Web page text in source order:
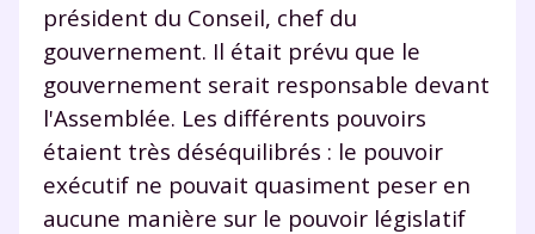
président du Conseil, chef du
gouvernement. Il était prévu que le
gouvernement serait responsable devant
l'Assemblée. Les différents pouvoirs
étaient très déséquilibrés : le pouvoir
exécutif ne pouvait quasiment peser en
aucune manière sur le pouvoir législatif